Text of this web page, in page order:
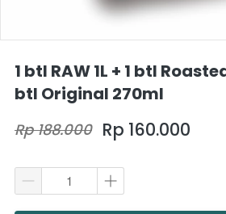
1 btl RAW 1L + 1 btl Roasted
btl Original 270ml
Rp 188.000 Rp 160.000